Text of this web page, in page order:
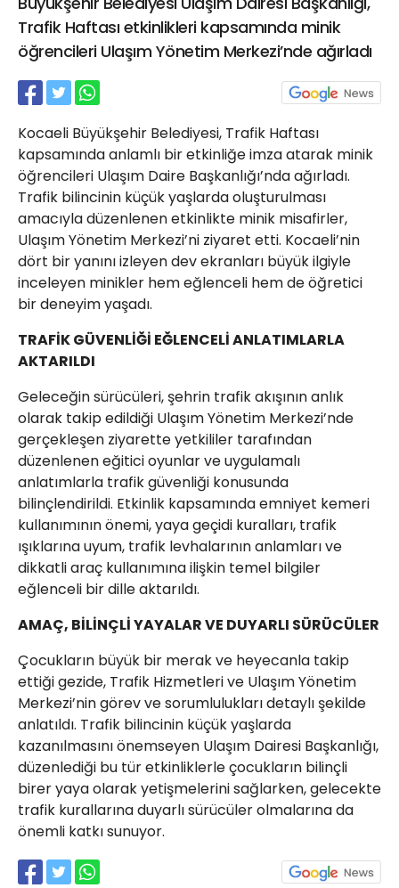
Trafik Haftası etkinlikleri kapsamında minik
öğrencileri Ulaşım Yönetim Merkezi’nde ağırladı
Kocaeli Büyükşehir Belediyesi, Trafik Haftası
kapsamında anlamlı bir etkinliğe imza atarak minik
öğrencileri Ulaşım Daire Başkanlığı’nda ağırladı.
Trafik bilincinin küçük yaşlarda oluşturulması
amacıyla düzenlenen etkinlikte minik misafirler,
Ulaşım Yönetim Merkezi’ni ziyaret etti. Kocaeli’nin
dört bir yanını izleyen dev ekranları büyük ilgiyle
inceleyen minikler hem eğlenceli hem de öğretici
bir deneyim yaşadı.
TRAFİK GÜVENLİĞİ EĞLENCELİ ANLATIMLARLA
AKTARILDI
Geleceğin sürücüleri, şehrin trafik akışının anlık
olarak takip edildiği Ulaşım Yönetim Merkezi’nde
gerçekleşen ziyarette yetkililer tarafından
düzenlenen eğitici oyunlar ve uygulamalı
anlatımlarla trafik güvenliği konusunda
bilinçlendirildi. Etkinlik kapsamında emniyet kemeri
kullanımının önemi, yaya geçidi kuralları, trafik
ışıklarına uyum, trafik levhalarının anlamları ve
dikkatli araç kullanımına ilişkin temel bilgiler
eğlenceli bir dille aktarıldı.
AMAÇ, BİLİNÇLİ YAYALAR VE DUYARLI SÜRÜCÜLER
Çocukların büyük bir merak ve heyecanla takip
ettiği gezide, Trafik Hizmetleri ve Ulaşım Yönetim
Merkezi’nin görev ve sorumlulukları detaylı şekilde
anlatıldı. Trafik bilincinin küçük yaşlarda
kazanılmasını önemseyen Ulaşım Dairesi Başkanlığı,
düzenlediği bu tür etkinliklerle çocukların bilinçli
birer yaya olarak yetişmelerini sağlarken, gelecekte
trafik kurallarına duyarlı sürücüler olmalarına da
önemli katkı sunuyor.
21 Gölcük
02624132333